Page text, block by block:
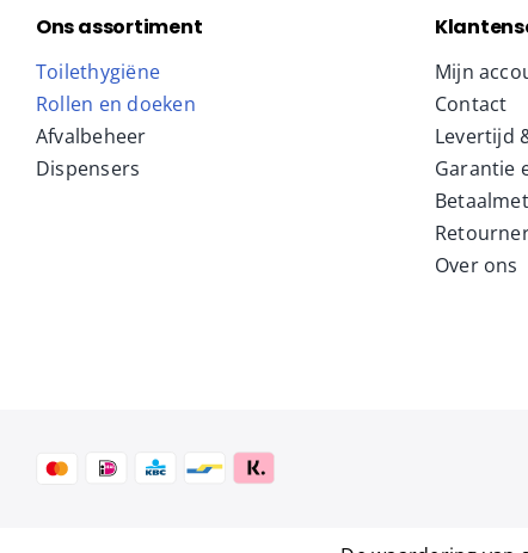
Ons assortiment
Toilethygiëne
Rollen en doeken
Afvalbeheer
Dispensers
Mijn
Contact
Levertijd
Garantie
Over ons